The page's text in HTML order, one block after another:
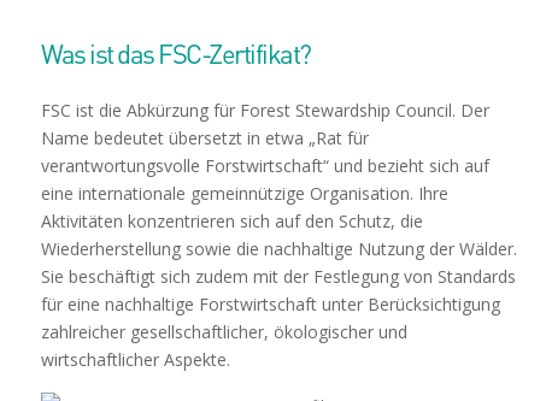
Was ist das FSC-Zertifikat?
FSC ist die Abkürzung für Forest Stewardship Council. Der
Name bedeutet übersetzt in etwa „Rat für
verantwortungsvolle Forstwirtschaft“ und bezieht sich auf
eine internationale gemeinnützige Organisation. Ihre
Aktivitäten konzentrieren sich auf den Schutz, die
Wiederherstellung sowie die nachhaltige Nutzung der Wälder.
Sie beschäftigt sich zudem mit der Festlegung von Standards
für eine nachhaltige Forstwirtschaft unter Berücksichtigung
zahlreicher gesellschaftlicher, ökologischer und
wirtschaftlicher Aspekte.